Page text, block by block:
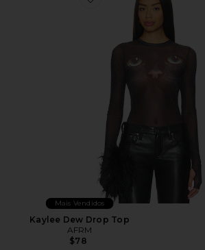
Favorite Kaylee Dew Drop Top
Mais Vendidos
Kaylee Dew Drop Top
AFRM
$78